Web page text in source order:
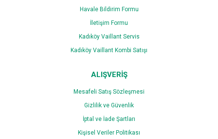
Havale Bildirim Formu
İletişim Formu
Kadıköy Vaillant Servis
Kadıköy Vaillant Kombi Satışı
ALIŞVERİŞ
Mesafeli Satış Sözleşmesi
Gizlilik ve Güvenlik
İptal ve İade Şartları
Kişisel Veriler Politikası